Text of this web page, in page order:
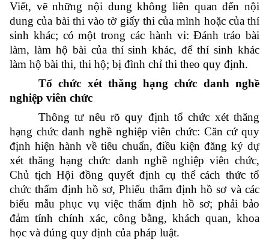
Viết, vẽ những nội dung không liên quan đến nội
dung của bài thi vào tờ giấy thi của mình hoặc của thí
sinh khác; có một trong các hành vi: Đánh tráo bài
làm, làm hộ bài của thí sinh khác, để thí sinh khác
làm hộ bài thi, thi hộ; bị đình chỉ thi theo quy định.
Tổ chức xét thăng hạng chức danh nghề
nghiệp viên chức
Thông tư nêu rõ quy định tổ chức xét thăng
hạng chức danh nghề nghiệp viên chức: Căn cứ quy
định hiện hành về tiêu chuẩn, điều kiện đăng ký dự
xét thăng hạng chức danh nghề nghiệp viên chức,
Chủ tịch Hội đồng quyết định cụ thể cách thức tổ
chức thẩm định hồ sơ, Phiếu thẩm định hồ sơ và các
biểu mẫu phục vụ việc thẩm định hồ sơ; phải bảo
đảm tính chính xác, công bằng, khách quan, khoa
học và đúng quy định của pháp luật.